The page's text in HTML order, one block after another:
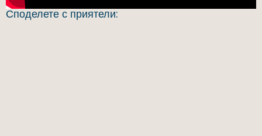
Споделете с приятели: